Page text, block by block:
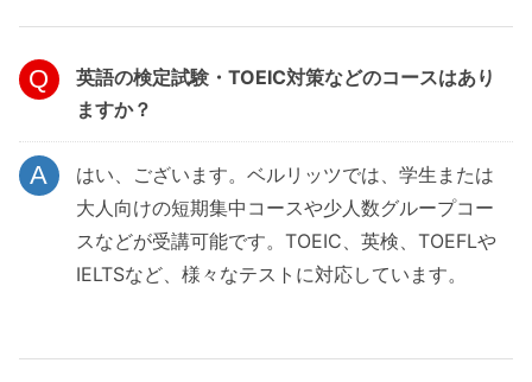
英語の検定試験・TOEIC対策などのコースはあり
ますか？
はい、ございます。ベルリッツでは、学生または
大人向けの短期集中コースや少人数グループコー
スなどが受講可能です。TOEIC、英検、TOEFLや
IELTSなど、様々なテストに対応しています。